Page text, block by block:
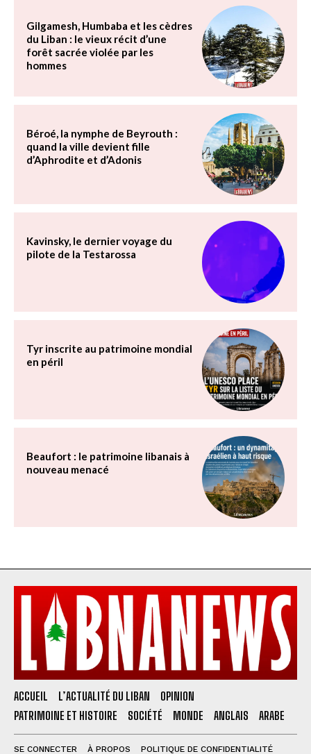
Gilgamesh, Humbaba et les cèdres
du Liban : le vieux récit d’une
forêt sacrée violée par les
hommes
Béroé, la nymphe de Beyrouth :
quand la ville devient fille
d’Aphrodite et d’Adonis
Kavinsky, le dernier voyage du
pilote de la Testarossa
Tyr inscrite au patrimoine mondial
en péril
Beaufort : le patrimoine libanais à
nouveau menacé
ACCUEIL L’ACTUALITÉ DU LIBAN
OPINION
PATRIMOINE ET HISTOIRE
SOCIÉTÉ MONDE ANGLAIS ARABE
SE CONNECTER À PROPOS
POLITIQUE DE CONFIDENTIALITÉ